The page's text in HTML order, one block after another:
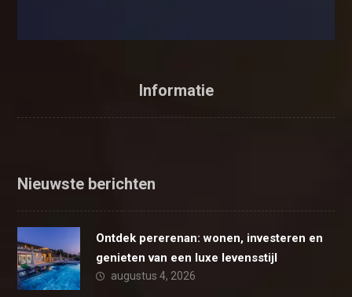
Informatie
Nieuwste berichten
Ontdek pererenan: wonen, investeren en
genieten van een luxe levensstijl
augustus 4, 2026